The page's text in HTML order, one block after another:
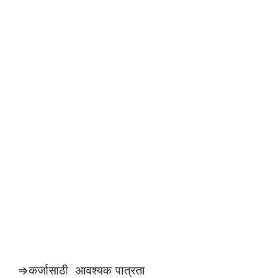
⇒कर्जासाठी आवश्यक पात्रता